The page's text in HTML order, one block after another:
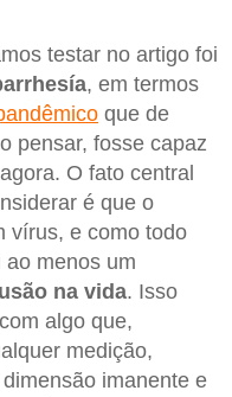
testar no artigo foi
, em termos
que de
pensar, fosse capaz
O fato central
é que o
vírus, e como todo
menos um
na vida. Isso
algo que,
medição,
imanente e